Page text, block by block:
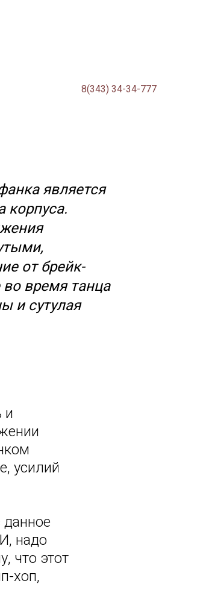
8(343) 34-34-777
является
корпуса.
от брейк-
во время танца
и сутулая
и
усилий
надо
что этот
хоп,